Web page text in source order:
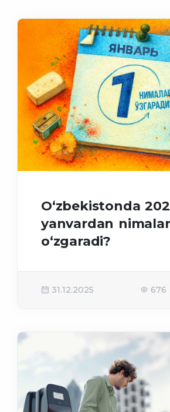
O‘zbekistonda
yanvardan nimalar
o‘zgaradi?
31.12.2025 676